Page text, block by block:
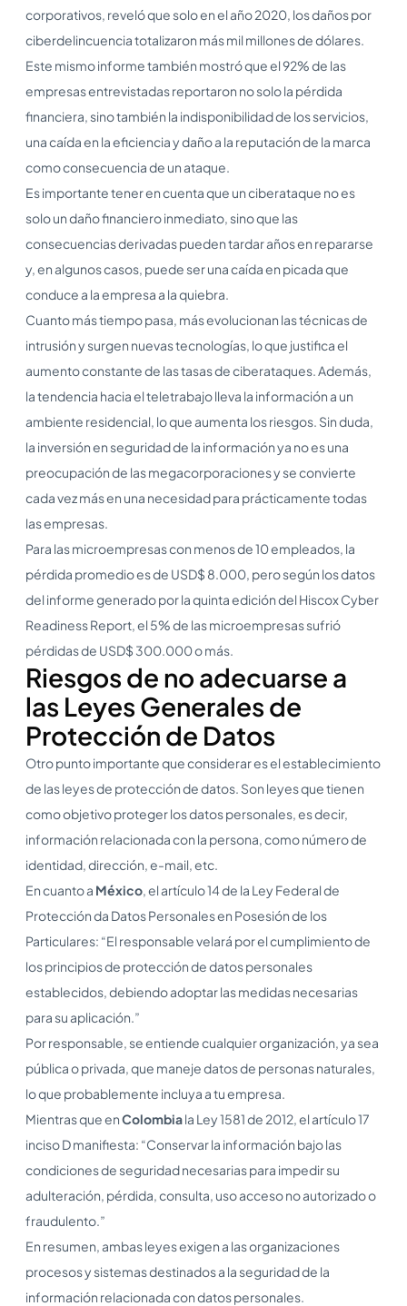
corporativos, reveló que solo en el año 2020, los daños por
ciberdelincuencia totalizaron más mil millones de dólares.
Este mismo informe también mostró que el 92% de las
empresas entrevistadas reportaron no solo la pérdida
financiera, sino también la indisponibilidad de los servicios,
una caída en la eficiencia y daño a la reputación de la marca
como consecuencia de un ataque.
Es importante tener en cuenta que un ciberataque no es
solo un daño financiero inmediato, sino que las
consecuencias derivadas pueden tardar años en repararse
y, en algunos casos, puede ser una caída en picada que
conduce a la empresa a la quiebra.
Cuanto más tiempo pasa, más evolucionan las técnicas de
intrusión y surgen nuevas tecnologías, lo que justifica el
aumento constante de las tasas de ciberataques. Además,
la tendencia hacia el teletrabajo lleva la información a un
ambiente residencial, lo que aumenta los riesgos. Sin duda,
la inversión en seguridad de la información ya no es una
preocupación de las megacorporaciones y se convierte
cada vez más en una necesidad para prácticamente todas
las empresas.
Para las microempresas con menos de 10 empleados, la
pérdida promedio es de USD$ 8.000, pero según los datos
del informe generado por la quinta edición del Hiscox Cyber
Readiness Report, el 5% de las microempresas sufrió
pérdidas de USD$ 300.000 o más.
Riesgos de no adecuarse a
las Leyes Generales de
Protección de Datos
Otro punto importante que considerar es el establecimiento
de las leyes de protección de datos. Son leyes que tienen
como objetivo proteger los datos personales, es decir,
información relacionada con la persona, como número de
identidad, dirección, e-mail, etc.
En cuanto a México, el artículo 14 de la Ley Federal de
Protección da Datos Personales en Posesión de los
Particulares: “El responsable velará por el cumplimiento de
los principios de protección de datos personales
establecidos, debiendo adoptar las medidas necesarias
para su aplicación.”
Por responsable, se entiende cualquier organización, ya sea
pública o privada, que maneje datos de personas naturales,
lo que probablemente incluya a tu empresa.
Mientras que enColombiala Ley 1581 de 2012, el artículo 17
inciso D manifiesta: “Conservar la información bajo las
condiciones de seguridad necesarias para impedir su
adulteración, pérdida, consulta, uso acceso no autorizado o
fraudulento.”
En resumen, ambas leyes exigen a las organizaciones
procesos y sistemas destinados a la seguridad de la
información relacionada con datos personales.